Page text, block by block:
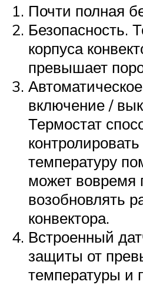
Почти полная
Безопасность.
корпуса
превышает
Автоматическое
включение /
Термостат
контролировать
температуру
может вовремя
возобновлять
конвектора.
Встроенный
защиты от
температуры и